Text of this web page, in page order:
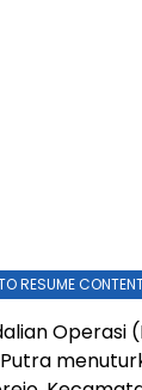
RESUME
Operasi